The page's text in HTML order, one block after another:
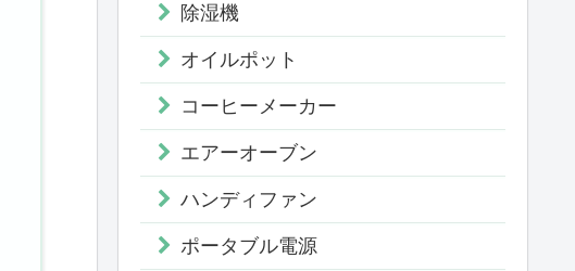
除湿機
オイルポット
コーヒーメーカー
エアーオーブン
ハンディファン
ポータブル電源